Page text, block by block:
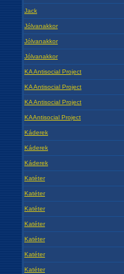
Jack
Jólvanakkor
Jólvanakkor
Jólvanakkor
KA Antisocial Project
KA Antisocial Project
KA Antisocial Project
KAAntisocial Project
Káderek
Káderek
Káderek
Katéter
Katéter
Katéter
Katéter
Katéter
Katéter
Katéter